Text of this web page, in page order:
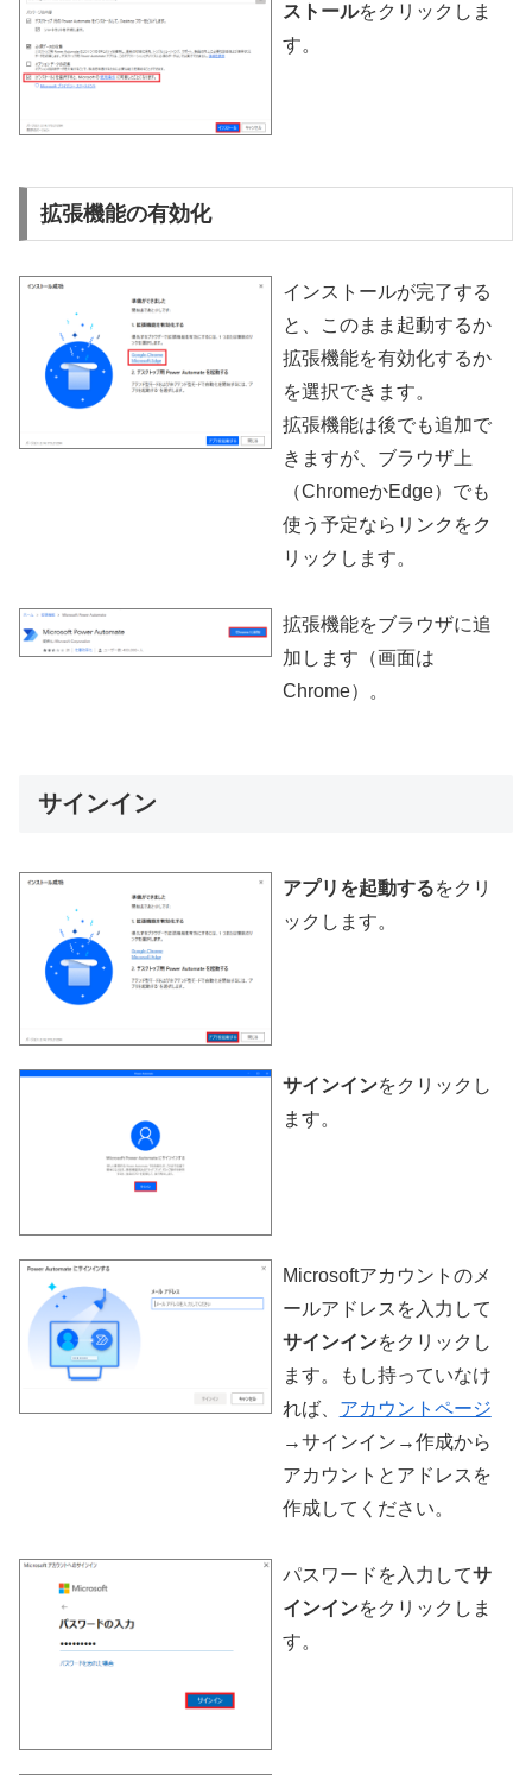
ストールをクリックしま
す。
拡張機能の有効化
インストールが完了する
と、このまま起動するか
拡張機能を有効化するか
を選択できます。
拡張機能は後でも追加で
きますが、ブラウザ上
（ChromeかEdge）でも
使う予定ならリンクをク
リックします。
拡張機能をブラウザに追
加します（画面は
Chrome）。
サインイン
アプリを起動するをクリ
ックします。
サインインをクリックし
ます。
Microsoftアカウントのメ
ールアドレスを入力して
サインインをクリックし
ます。もし持っていなけ
れば、 アカウントページ
→サインイン→作成から
アカウントとアドレスを
作成してください。
パスワードを入力してサ
インインをクリックしま
す。